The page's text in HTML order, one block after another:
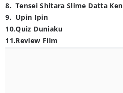
8. Tensei Shitara Slime Datta Ken
9. Upin Ipin
10.Quiz Duniaku
11.Review Film